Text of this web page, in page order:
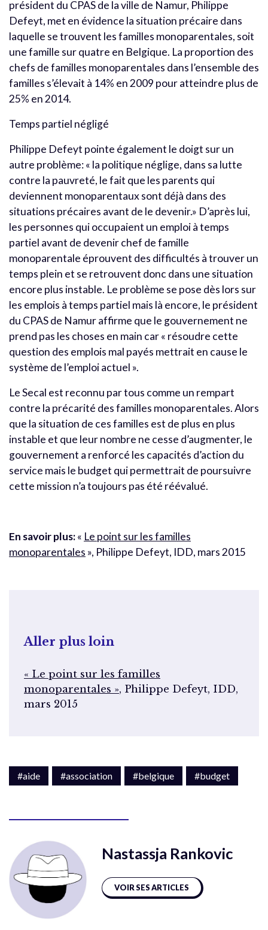
président du CPAS de la ville de Namur, Philippe
Defeyt, met en évidence la situation précaire dans
laquelle se trouvent les familles monoparentales, soit
une famille sur quatre en Belgique. La proportion des
chefs de familles monoparentales dans l’ensemble des
familles s’élevait à 14% en 2009 pour atteindre plus de
25% en 2014.
Temps partiel négligé
Philippe Defeyt pointe également le doigt sur un
autre problème: « la politique néglige, dans sa lutte
contre la pauvreté, le fait que les parents qui
deviennent monoparentaux sont déjà dans des
situations précaires avant de le devenir.» D’après lui,
les personnes qui occupaient un emploi à temps
partiel avant de devenir chef de famille
monoparentale éprouvent des difficultés à trouver un
temps plein et se retrouvent donc dans une situation
encore plus instable. Le problème se pose dès lors sur
les emplois à temps partiel mais là encore, le président
du CPAS de Namur affirme que le gouvernement ne
prend pas les choses en main car « résoudre cette
question des emplois mal payés mettrait en cause le
système de l’emploi actuel ».
Le Secal est reconnu par tous comme un rempart
contre la précarité des familles monoparentales. Alors
que la situation de ces familles est de plus en plus
instable et que leur nombre ne cesse d’augmenter, le
gouvernement a renforcé les capacités d’action du
service mais le budget qui permettrait de poursuivre
cette mission n’a toujours pas été réévalué.
En savoir plus:« Le point sur les familles
monoparentales », Philippe Defeyt, IDD, mars 2015
Aller plus loin
« Le point sur les familles
monoparentales », Philippe Defeyt, IDD,
mars 2015
#aide #association #belgique #budget
Nastassja Rankovic
VOIR SES ARTICLES